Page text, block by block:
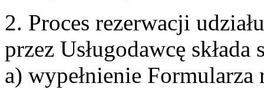
2. Proces rezerwacji
przez Usługodawcę
a) wypełnienie